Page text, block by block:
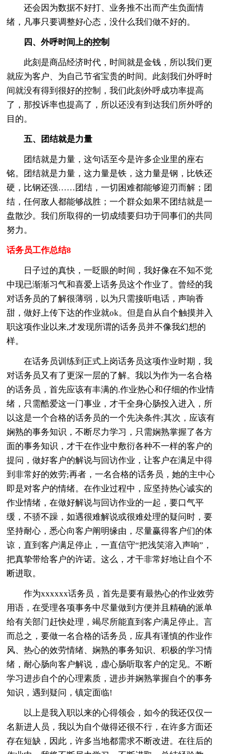
还会因为数据不好打、业务推不出而产生负面情
绪，凡事只要调整好心态，没什么我们做不好的。
四、外呼时间上的控制
此刻是商品经济时代，时间就是金钱，所以我们更
就应为客户、为自己节省宝贵的时间。此刻我们外呼时
间就没有得到很好的控制，我们此刻外呼成功率提高
了，那投诉率也提高了，所以还没有到达我们所外呼的
目的。
五、团结就是力量
团结就是力量，这句话至今是许多企业里的座右
铭。团结就是力量，这力量是铁，这力量是钢，比铁还
硬，比钢还强……团结，一切困难都能够迎刃而解；团
结，任何敌人都能够战胜；一个群众如果不团结就是一
盘散沙。我们所取得的一切成绩要归功于同事们的共同
努力。
话务员工作总结8
日子过的真快，一眨眼的时间，我好像在不知不觉
中现已渐渐习气和喜爱上话务员这个作业了。曾经的我
对话务员的了解很薄弱，以为只需接听电话，声响香
甜，做好上传下达的作业就ok。但是自从自个触摸并入
职这项作业以来,才发现所谓的话务员并不像我幻想的
样。
在话务员训练到正式上岗话务员这项作业时期，我
对话务员又有了更深一层的了解。我以为作为一名合格
的话务员，首先应该有丰满的.作业热心和仔细的作业情
绪，只需酷爱这一门事业，才干全身心肠投入进入，所
以这是一个合格的话务员的一个先决条件;其次，应该有
娴熟的事务知识，不断尽力学习，只需娴熟掌握了各方
面的事务知识，才干在作业中敷衍各种不一样的客户的
提问，做好客户的解说与回访作业，让客户在满足中得
到非常好的效劳;再者，一名合格的话务员，她的主中心
即是对客户的情绪。在作业过程中，应坚持热心诚实的
作业情绪，在做好解说与回访作业的一起，要口气平
缓，不骄不躁，如遇很难解说或很难处理的疑问时，要
坚持耐心，悉心向客户阐明缘由，尽量赢得客户们的体
谅，直到客户满足停止，一直信守“把浅笑溶入声响”，
把真挚带给客户的许诺。这么，才干非常好地让自个不
断进取。
作为xxxxxx话务员，首先是要有最热心的作业效劳
用语，在受理各项事务中尽量做到方便并且精确的派单
给有关部门赶快处理，竭尽所能直到客户满足停止。言
而总之，要做一名合格的话务员，应具有谨慎的作业作
风、热心的效劳情绪、娴熟的事务知识、积极的学习情
绪，耐心肠向客户解说，虚心肠听取客户的定见。不断
学习进步自个的心理素质，进步并娴熟掌握自个的事务
知识，遇到疑问，镇定面临!
以上是我入职以来的心得领会，如今的我还仅仅一
名新进人员，我以为自个做得还很不行，在许多方面还
存在短缺，因此，许多当地都需求不断改进。在往后的